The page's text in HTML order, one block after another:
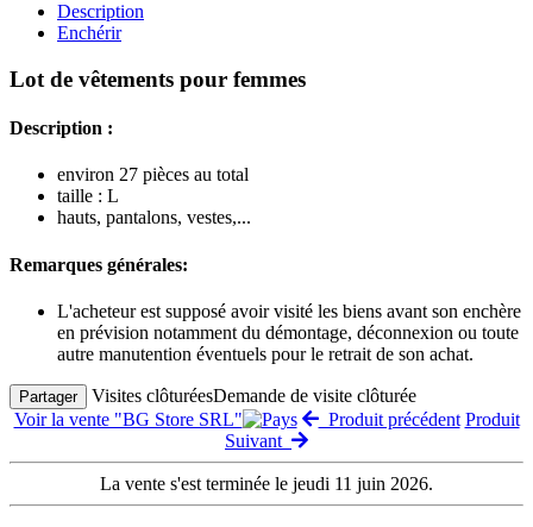
Description
Enchérir
Lot de vêtements pour femmes
Description :
environ 27 pièces au total
taille : L
hauts, pantalons, vestes,...
Remarques générales:
L'acheteur est supposé avoir visité les biens avant son enchère
en prévision notamment du démontage, déconnexion ou toute
autre manutention éventuels pour le retrait de son achat.
Partager Visites clôturéesDemande de visite clôturée
Voir la vente "BG Store SRL"
Produit précédent Produit
Suivant
La vente s'est terminée le jeudi 11 juin 2026.